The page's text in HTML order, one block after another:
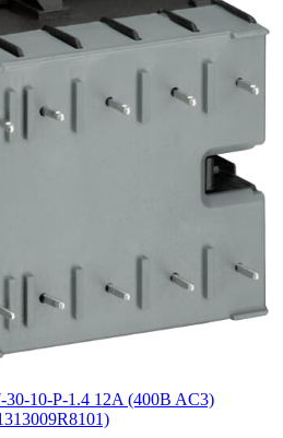
10-P-1.4 12A (400B AC3)